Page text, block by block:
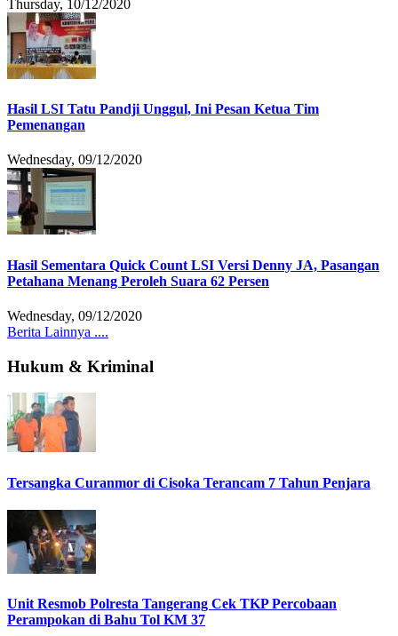
Thursday, 10/12/2020
Hasil LSI Tatu Pandji Unggul, Ini Pesan Ketua Tim
Pemenangan
Wednesday, 09/12/2020
Hasil Sementara Quick Count LSI Versi Denny JA, Pasangan
Petahana Menang Peroleh Suara 62 Persen
Wednesday, 09/12/2020
Berita Lainnya ....
Hukum & Kriminal
Tersangka Curanmor di Cisoka Terancam 7 Tahun Penjara
Unit Resmob Polresta Tangerang Cek TKP Percobaan
Perampokan di Bahu Tol KM 37